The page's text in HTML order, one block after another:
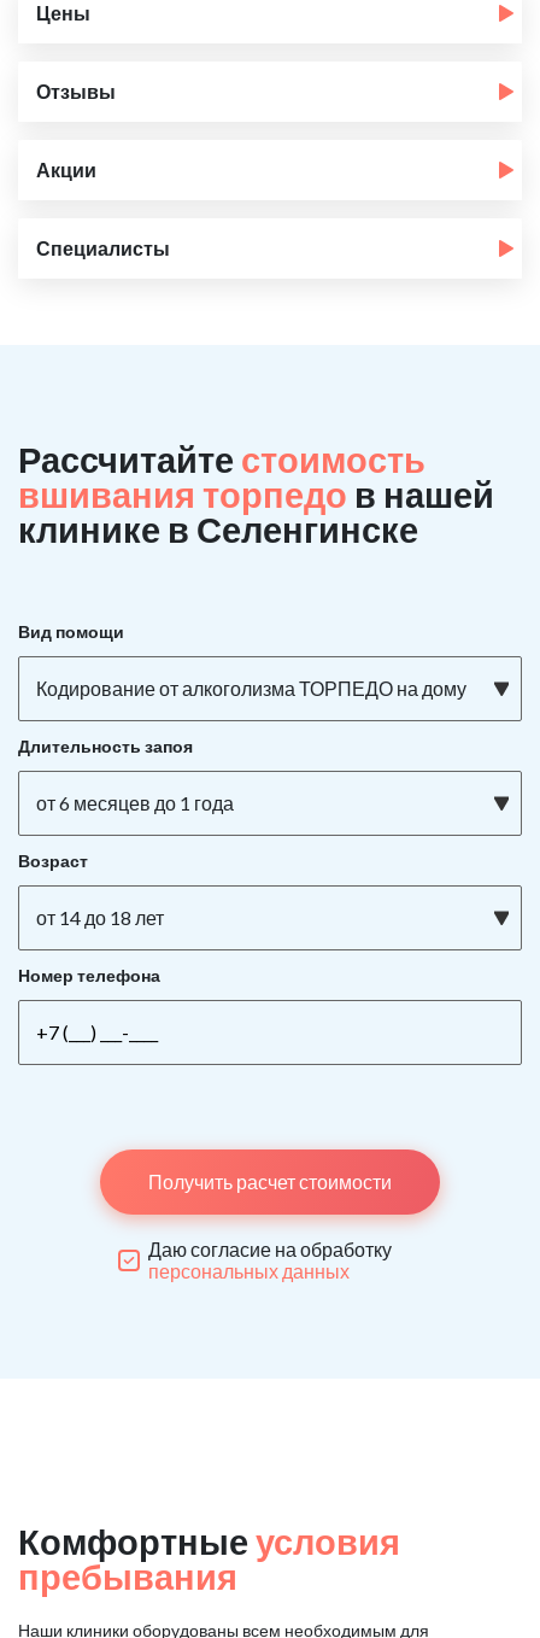
Цены
Отзывы
Акции
Специалисты
Рассчитайте стоимость
вшивания торпедо в нашей
клинике в Селенгинске
Вид помощи
Кодирование от алкоголизма ТОРПЕДО на дому
Длительность запоя
от 6 месяцев до 1 года
Возраст
от 14 до 18 лет
Номер телефона
Получить расчет стоимости
Даю согласие на обработку
персональных данных
Комфортные условия
пребывания
Наши клиники оборудованы всем необходимым для